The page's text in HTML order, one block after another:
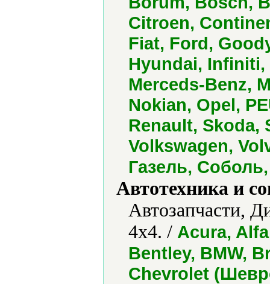
Citroen,
Fiat, Ford,
Hyundai, Infiniti,
Merceds-Benz,
Nokian, Opel,
Renault, Skoda,
Volkswagen,
Газель,
Автотехника и
Автозапчасти,
4x4. / Acura,
Bentley, BMW,
Chevrolet